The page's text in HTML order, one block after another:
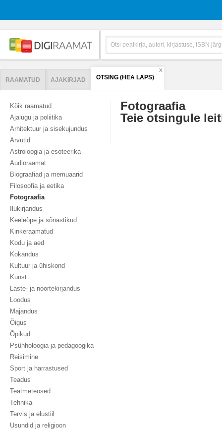
RAAMATUD AJAKIRJAD OTSING (HEA LAPS)
X
Kõik raamatud
Ajalugu ja poliitika
Arhitektuur ja sisekujundus
Arvutid
Astroloogia ja esoteerika
Audioraamat
Biograafiad ja memuaarid
Filosoofia ja eetika
Fotograafia
Ilukirjandus
Keeleõpe ja sõnastikud
Kinkeraamatud
Kodu ja aed
Kokandus
Kultuur ja ühiskond
Kunst
Laste- ja noortekirjandus
Loodus
Majandus
Õigus
Õpikud
Psühholoogia ja pedagoogika
Reisimine
Sport ja harrastused
Teadus
Teatmeteosed
Tehnika
Tervis ja elustiil
Usundid ja religioon
Fotograafia
Teie otsingule